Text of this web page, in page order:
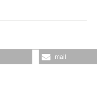
mail